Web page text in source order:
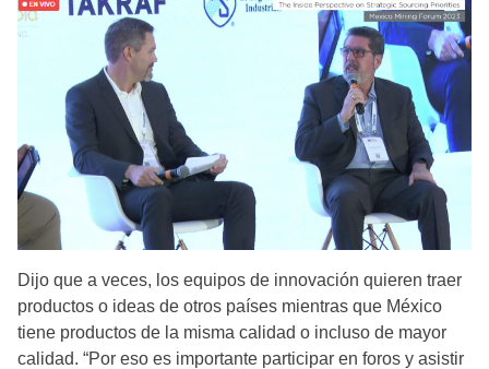
Dijo que a veces, los equipos de innovación quieren traer
productos o ideas de otros países mientras que México
tiene productos de la misma calidad o incluso de mayor
calidad. “Por eso es importante participar en foros y asistir